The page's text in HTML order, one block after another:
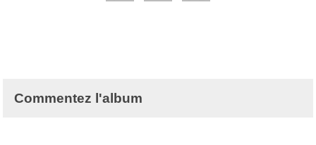
Commentez l'album